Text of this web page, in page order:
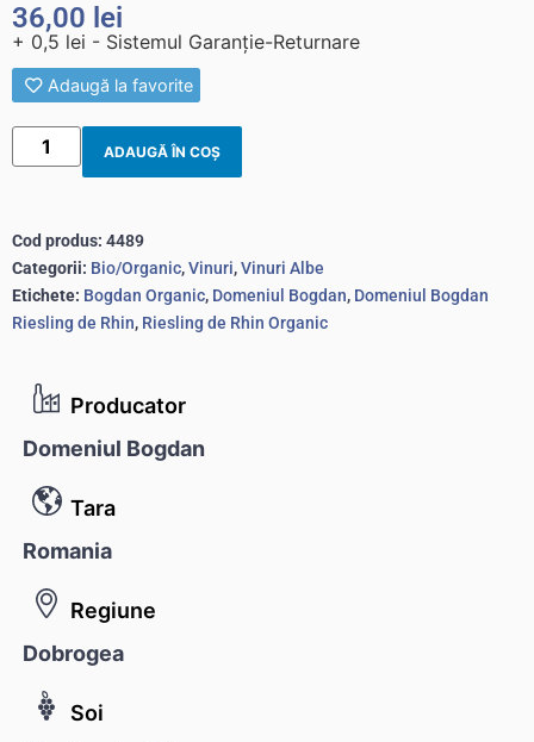
Producator
Domeniul Bogdan
Tara
Romania
Regiune
Dobrogea
Soi
36,00 lei
+ 0,5 lei - Sistemul Garanție-Returnare
Adaugă la favorite
ADAUGĂ ÎN COȘ
Cod produs: 4489
Categorii: Bio/Organic,Vinuri,Vinuri Albe
Etichete: Bogdan Organic, Domeniul Bogdan, Domeniul Bogdan
Riesling de Rhin, Riesling de Rhin Organic